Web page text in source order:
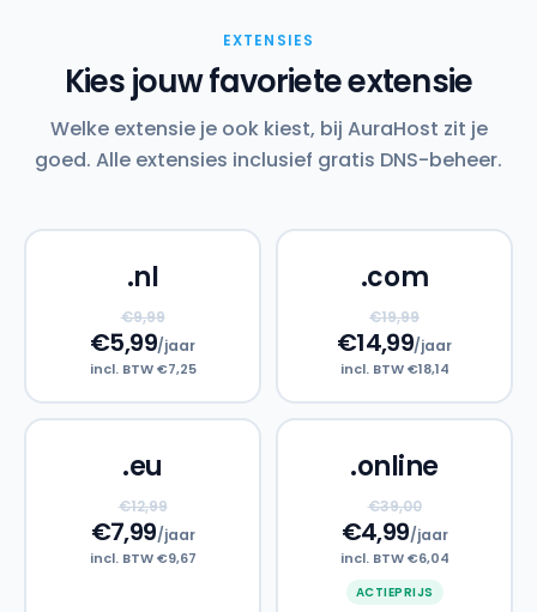
EXTENSIES
Kies jouw favoriete extensie
Welke extensie je ook kiest, bij AuraHost zit je
goed. Alle extensies inclusief gratis DNS-beheer.
.nl
€9,99
€5,99/jaar
incl. BTW €7,25
.com
€19,99
€14,99/jaar
incl. BTW €18,14
.eu
€12,99
€7,99/jaar
incl. BTW €9,67
.online
€39,00
€4,99/jaar
incl. BTW €6,04
ACTIEPRIJS